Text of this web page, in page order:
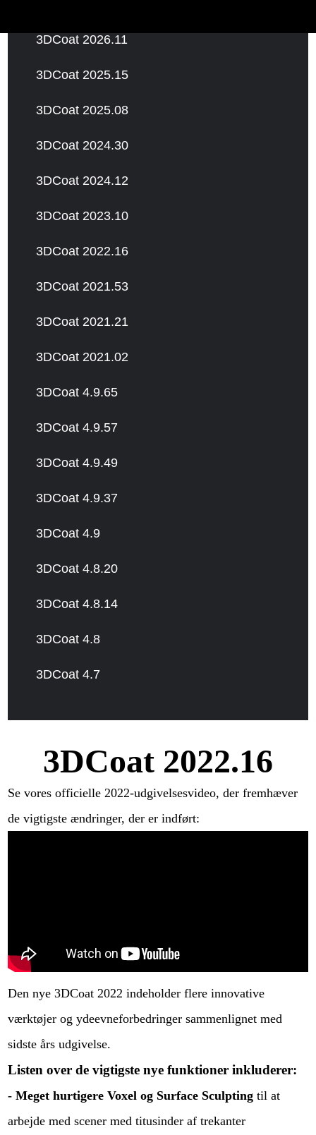
3DCoat 2026.11
3DCoat 2025.15
3DCoat 2025.08
3DCoat 2024.30
3DCoat 2024.12
3DCoat 2023.10
3DCoat 2022.16
3DCoat 2021.53
3DCoat 2021.21
3DCoat 2021.02
3DCoat 4.9.65
3DCoat 4.9.57
3DCoat 4.9.49
3DCoat 4.9.37
3DCoat 4.9
3DCoat 4.8.20
3DCoat 4.8.14
3DCoat 4.8
3DCoat 4.7
3DCoat 2022.16
Se vores officielle 2022-udgivelsesvideo, der fremhæver
de vigtigste ændringer, der er indført:
Den nye 3DCoat 2022 indeholder flere innovative
værktøjer og ydeevneforbedringer sammenlignet med
sidste års udgivelse.
Listen over de vigtigste nye funktioner inkluderer:
- Meget hurtigere Voxel og Surface Sculpting til at
arbejde med scener med titusinder af trekanter